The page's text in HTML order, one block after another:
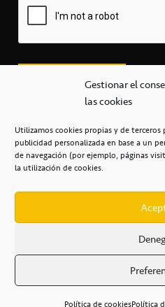
Gestionar el
las cookies
Utilizamos cookies propias y de
publicidad personalizada en base a un
de navegación (por ejemplo, páginas
la utilización de cookies.
Política de cookiesPolítica
+34 922 253 684
Casa del Deporte /
POLÍTICA DE PRIVACIDAD /
AVISO LEGAL /